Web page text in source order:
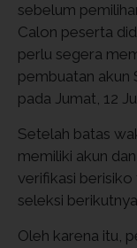
sebelum
Calon peserta
perlu segera
pembuatan akun
pada Jumat, 12
Setelah batas
memiliki akun
verifikasi
seleksi
Oleh karena itu,